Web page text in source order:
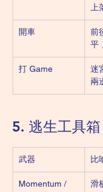
開車
前
平
打 Game
迷
兩
5. 逃生工具箱
武器 比
Momentum /
滑